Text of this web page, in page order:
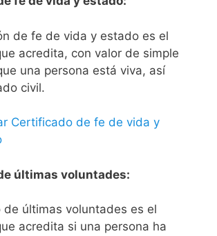
de fe de vida y estado es el
acredita, con valor de simple
una persona está viva, así
civil.
Certificado de fe de vida y
últimas voluntades:
de últimas voluntades es el
acredita si una persona ha